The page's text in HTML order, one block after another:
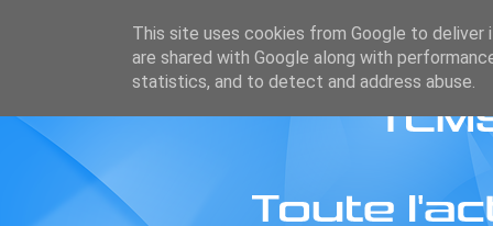
This site uses cookies from Google to deliver
are shared with Google along with
statistics, and to detect and address abuse.